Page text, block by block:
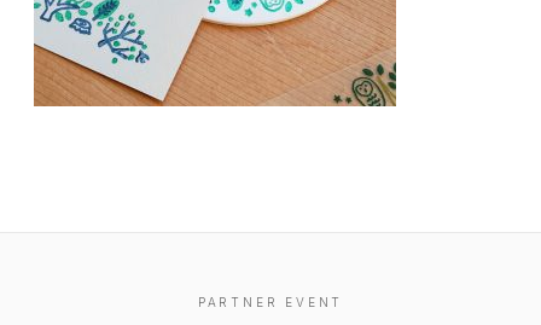
EVENT
PARTNER EVENT